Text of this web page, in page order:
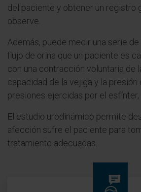
del paciente y obtener un registro
observe.
Además, puede medir una serie
flujo de orina que un paciente es
con una contracción voluntaria de
capacidad de la vejiga y la presión
presiones ejercidas por el esfínter,
El estudio urodinámico permite
afección sufre el paciente para
tratamiento adecuadas.